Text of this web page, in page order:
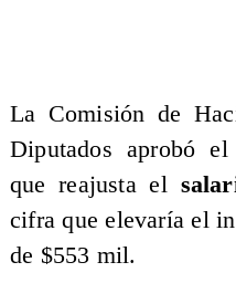
La Comisión de
Diputados aprobó
que reajusta el
cifra que elevaría el
de $553 mil.